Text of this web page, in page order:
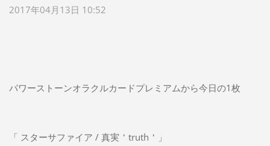
2017年04月13日 10:52
パワーストーンオラクルカードプレミアムから今日の1枚
「 スターサファイア / 真実＇truth＇」